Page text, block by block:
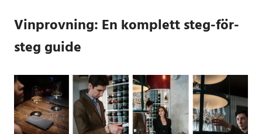
Vinprovning: En komplett steg-för-
steg guide